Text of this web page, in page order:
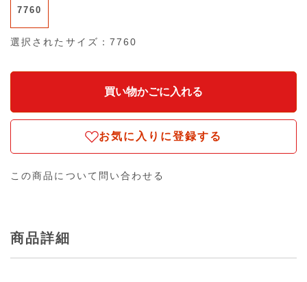
7760
選択されたサイズ：7760
お気に入りに登録する
この商品について問い合わせる
商品詳細